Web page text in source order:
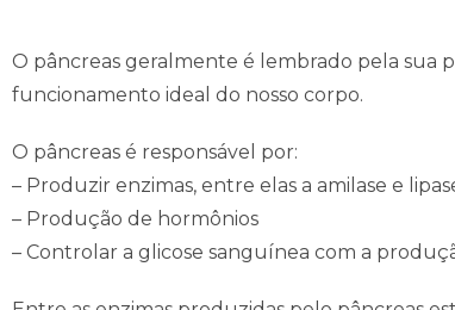
O pâncreas geralmente é lembrado pela sua
funcionamento ideal do nosso corpo.
O pâncreas é responsável por:
– Produzir enzimas, entre elas a amilase e
– Produção de hormônios
– Controlar a glicose sanguínea com a